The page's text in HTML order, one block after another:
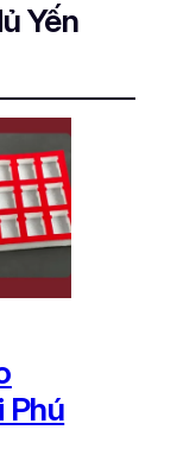
Yến
Phú